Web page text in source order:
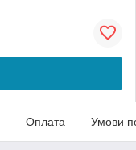
Оплата Умови